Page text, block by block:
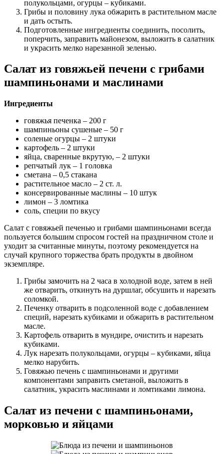
полукольцами, огурцы – кубиками.
Грибы и половину лука обжарить в растительном масле
и дать остыть.
Подготовленные ингредиенты соединить, посолить,
поперчить, заправить майонезом, выложить в салатник
и украсить мелко нарезанной зеленью.
Салат из говяжьей печени с грибами
шампиньонами и маслинами
Ингредиенты
говяжья печенка – 200 г
шампиньоны сушеные – 50 г
соленые огурцы – 2 штуки
картофель – 2 штуки
яйца, сваренные вкрутую, – 2 штуки
репчатый лук – 1 головка
сметана – 0,5 стакана
растительное масло – 2 ст. л.
консервированные маслины – 10 штук
лимон – 3 ломтика
соль, специи по вкусу
Салат с говяжьей печенью и грибами шампиньонами всегда
пользуется большим спросом гостей на праздничном столе и
уходит за считанные минуты, поэтому рекомендуется на
случай крупного торжества брать продукты в двойном
экземпляре.
Грибы замочить на 2 часа в холодной воде, затем в ней
же отварить, откинуть на дуршлаг, обсушить и нарезать
соломкой.
Печенку отварить в подсоленной воде с добавлением
специй, нарезать кубиками и обжарить в растительном
масле.
Картофель отварить в мундире, очистить и нарезать
кубиками.
Лук нарезать полукольцами, огурцы – кубиками, яйца
мелко нарубить.
Говяжью печень с шампиньонами и другими
компонентами заправить сметаной, выложить в
салатник, украсить маслинами и ломтиками лимона.
Салат из печени с шампиньонами,
морковью и яйцами